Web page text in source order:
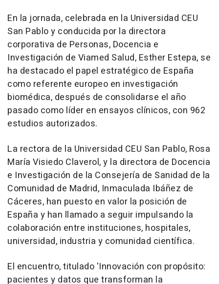
En la jornada, celebrada en la Universidad CEU
San Pablo y conducida por la directora
corporativa de Personas, Docencia e
Investigación de Viamed Salud, Esther Estepa, se
ha destacado el papel estratégico de España
como referente europeo en investigación
biomédica, después de consolidarse el año
pasado como líder en ensayos clínicos, con 962
estudios autorizados.
La rectora de la Universidad CEU San Pablo, Rosa
María Visiedo Claverol, y la directora de Docencia
e Investigación de la Consejería de Sanidad de la
Comunidad de Madrid, Inmaculada Ibáñez de
Cáceres, han puesto en valor la posición de
España y han llamado a seguir impulsando la
colaboración entre instituciones, hospitales,
universidad, industria y comunidad científica.
El encuentro, titulado 'Innovación con propósito:
pacientes y datos que transforman la